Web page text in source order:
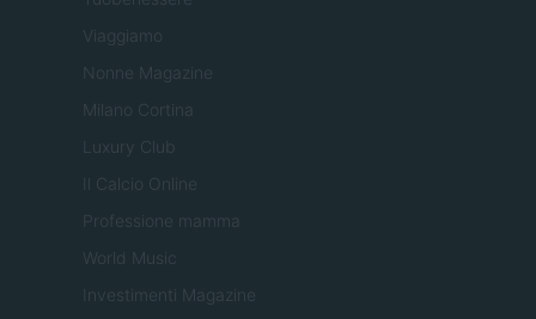
Viaggiamo
Nonne Magazine
Milano Cortina
Luxury Club
Il Calcio Online
Professione mamma
World Music
Investimenti Magazine